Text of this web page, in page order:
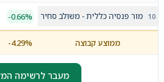
מור פנסיה כללית - משולב סחיר -0.66%
ממוצע קבוצה -4.29%
מעבר לרשימה